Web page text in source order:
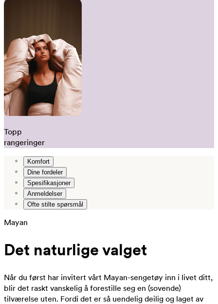
Topp
rangeringer
Komfort
Dine fordeler
Spesifikasjoner
Anmeldelser
Ofte stilte spørsmål
Mayan
Det naturlige valget
Når du først har invitert vårt Mayan-sengetøy inn i livet ditt,
blir det raskt vanskelig å forestille seg en (sovende)
tilværelse uten. Fordi det er så uendelig deilig og laget av